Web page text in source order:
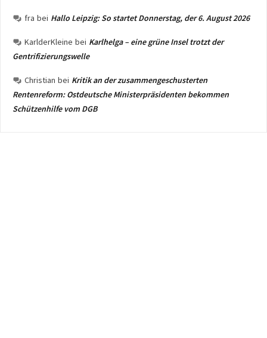
fra bei Hallo Leipzig: So startet Donnerstag, der 6. August 2026
KarlderKleine bei Karlhelga – eine grüne Insel trotzt der
Gentrifizierungswelle
Christian bei Kritik an der zusammengeschusterten
Rentenreform: Ostdeutsche Ministerpräsidenten bekommen
Schützenhilfe vom DGB